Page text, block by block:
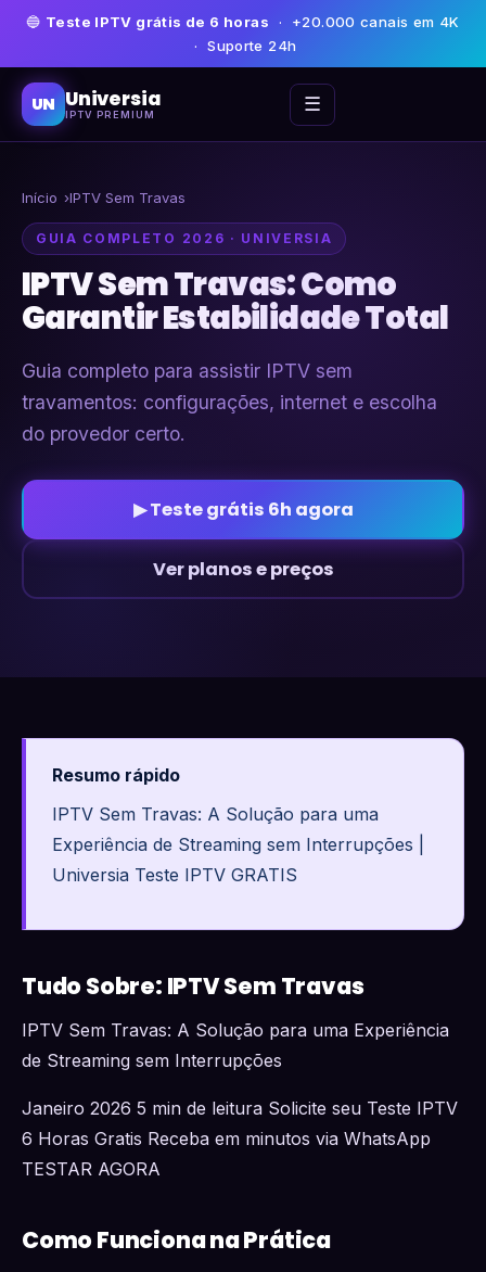
🔵 Teste IPTV grátis de 6 horas · +20.000 canais em 4K
· Suporte 24h
UN Universia
IPTV PREMIUM ☰
Início IPTV Sem Travas
GUIA COMPLETO 2026 · UNIVERSIA
IPTV Sem Travas: Como
Garantir Estabilidade Total
Guia completo para assistir IPTV sem
travamentos: configurações, internet e escolha
do provedor certo.
▶ Teste grátis 6h agora
Ver planos e preços
Resumo rápido
IPTV Sem Travas: A Solução para uma
Experiência de Streaming sem Interrupções |
Universia Teste IPTV GRATIS
Tudo Sobre: IPTV Sem Travas
IPTV Sem Travas: A Solução para uma Experiência
de Streaming sem Interrupções
Janeiro 2026 5 min de leitura Solicite seu Teste IPTV
6 Horas Gratis Receba em minutos via WhatsApp
TESTAR AGORA
Como Funciona na Prática